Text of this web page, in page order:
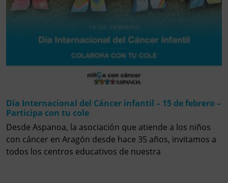
Día Internacional del Cáncer infantil – 15 de febrero –
Participa con tu cole
Desde Aspanoa, la asociación que atiende a los niños
con cáncer en Aragón desde hace 35 años, invitamos a
todos los centros educativos de nuestra